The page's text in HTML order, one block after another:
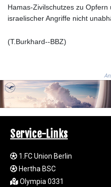
Hamas-Zivilschutzes zu
israelischer Angriffe nicht
(T.Burkhard--BBZ)
Service-Links
1.FC Union Berlin
Hertha BSC
Olympia 0331